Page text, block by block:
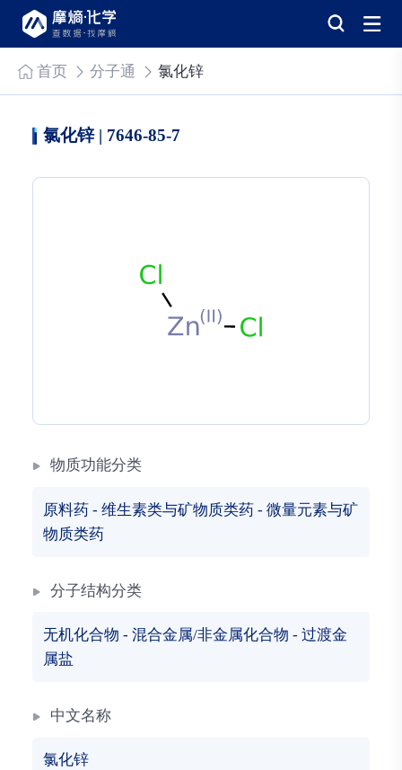
首页 分子通 氯化锌
氯化锌 | 7646-85-7
物质功能分类
原料药 - 维生素类与矿物质类药 - 微量元素与矿
物质类药
分子结构分类
无机化合物 - 混合金属/非金属化合物 - 过渡金
属盐
中文名称
氯化锌